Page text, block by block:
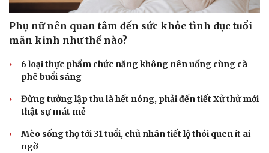
Phụ nữ nên quan tâm đến sức khỏe tình dục tuổi
mãn kinh như thế nào?
6 loại thực phẩm chức năng không nên uống cùng cà
phê buổi sáng
Đừng tưởng lập thu là hết nóng, phải đến tiết Xử thử mới
thật sự mát mẻ
Mèo sống thọ tới 31 tuổi, chủ nhân tiết lộ thói quen ít ai
ngờ